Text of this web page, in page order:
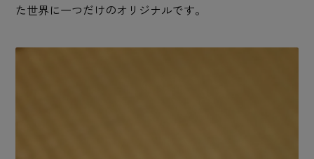
た世界に一つだけのオリジナルです。